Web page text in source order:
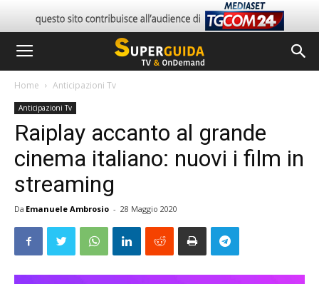
Home Anticipazioni Tv
Anticipazioni Tv
Raiplay accanto al grande
cinema italiano: nuovi i film in
streaming
Da Emanuele Ambrosio - 28 Maggio 2020